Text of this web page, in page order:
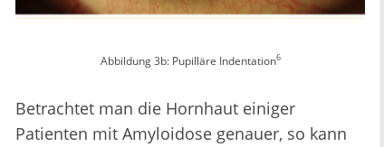
Abbildung 3b: Pupilläre Indentation6
Betrachtet man die Hornhaut einiger
Patienten mit Amyloidose genauer, so kann